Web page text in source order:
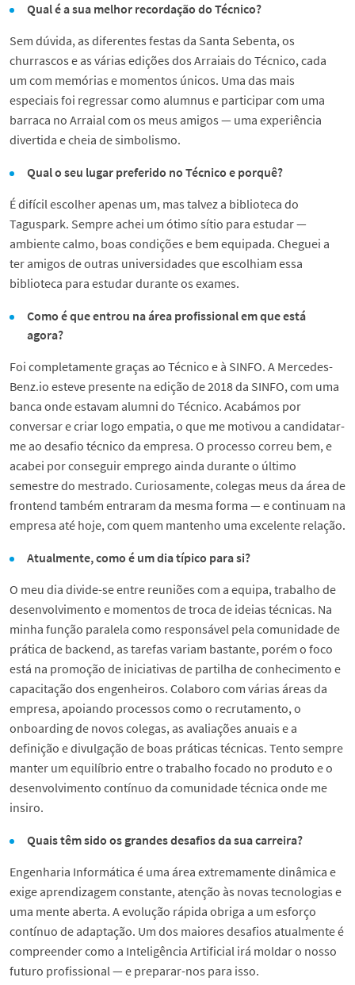
Qual é a sua melhor recordação do Técnico?
Sem dúvida, as diferentes festas da Santa Sebenta, os
churrascos e as várias edições dos Arraiais do Técnico, cada
um com memórias e momentos únicos. Uma das mais
especiais foi regressar como alumnus e participar com uma
barraca no Arraial com os meus amigos — uma experiência
divertida e cheia de simbolismo.
Qual o seu lugar preferido no Técnico e porquê?
É difícil escolher apenas um, mas talvez a biblioteca do
Taguspark. Sempre achei um ótimo sítio para estudar —
ambiente calmo, boas condições e bem equipada. Cheguei a
ter amigos de outras universidades que escolhiam essa
biblioteca para estudar durante os exames.
Como é que entrou na área profissional em que está
agora?
Foi completamente graças ao Técnico e à SINFO. A Mercedes-
Benz.io esteve presente na edição de 2018 da SINFO, com uma
banca onde estavam alumni do Técnico. Acabámos por
conversar e criar logo empatia, o que me motivou a candidatar-
me ao desafio técnico da empresa. O processo correu bem, e
acabei por conseguir emprego ainda durante o último
semestre do mestrado. Curiosamente, colegas meus da área de
frontend também entraram da mesma forma — e continuam na
empresa até hoje, com quem mantenho uma excelente relação.
Atualmente, como é um dia típico para si?
O meu dia divide-se entre reuniões com a equipa, trabalho de
desenvolvimento e momentos de troca de ideias técnicas. Na
minha função paralela como responsável pela comunidade de
prática de backend, as tarefas variam bastante, porém o foco
está na promoção de iniciativas de partilha de conhecimento e
capacitação dos engenheiros. Colaboro com várias áreas da
empresa, apoiando processos como o recrutamento, o
onboarding de novos colegas, as avaliações anuais e a
definição e divulgação de boas práticas técnicas. Tento sempre
manter um equilíbrio entre o trabalho focado no produto e o
desenvolvimento contínuo da comunidade técnica onde me
insiro.
Quais têm sido os grandes desafios da sua carreira?
Engenharia Informática é uma área extremamente dinâmica e
exige aprendizagem constante, atenção às novas tecnologias e
uma mente aberta. A evolução rápida obriga a um esforço
contínuo de adaptação. Um dos maiores desafios atualmente é
compreender como a Inteligência Artificial irá moldar o nosso
futuro profissional — e preparar-nos para isso.